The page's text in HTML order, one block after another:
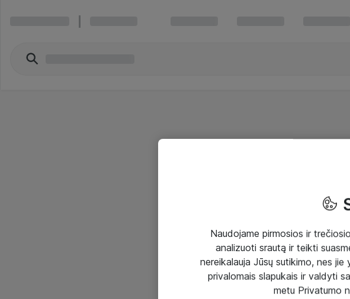
Naudojame pirmosios ir
analizuoti srautą ir teikti
nereikalauja Jūsų sutikimo, nes
privalomais slapukais ir valdyti
metu Privatumo